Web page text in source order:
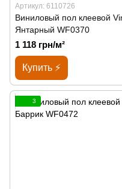
Артикул: 6110726
Виниловый пол клеевой
Янтарный WF0370
1 118 грн/м²
Купить ⚡
3